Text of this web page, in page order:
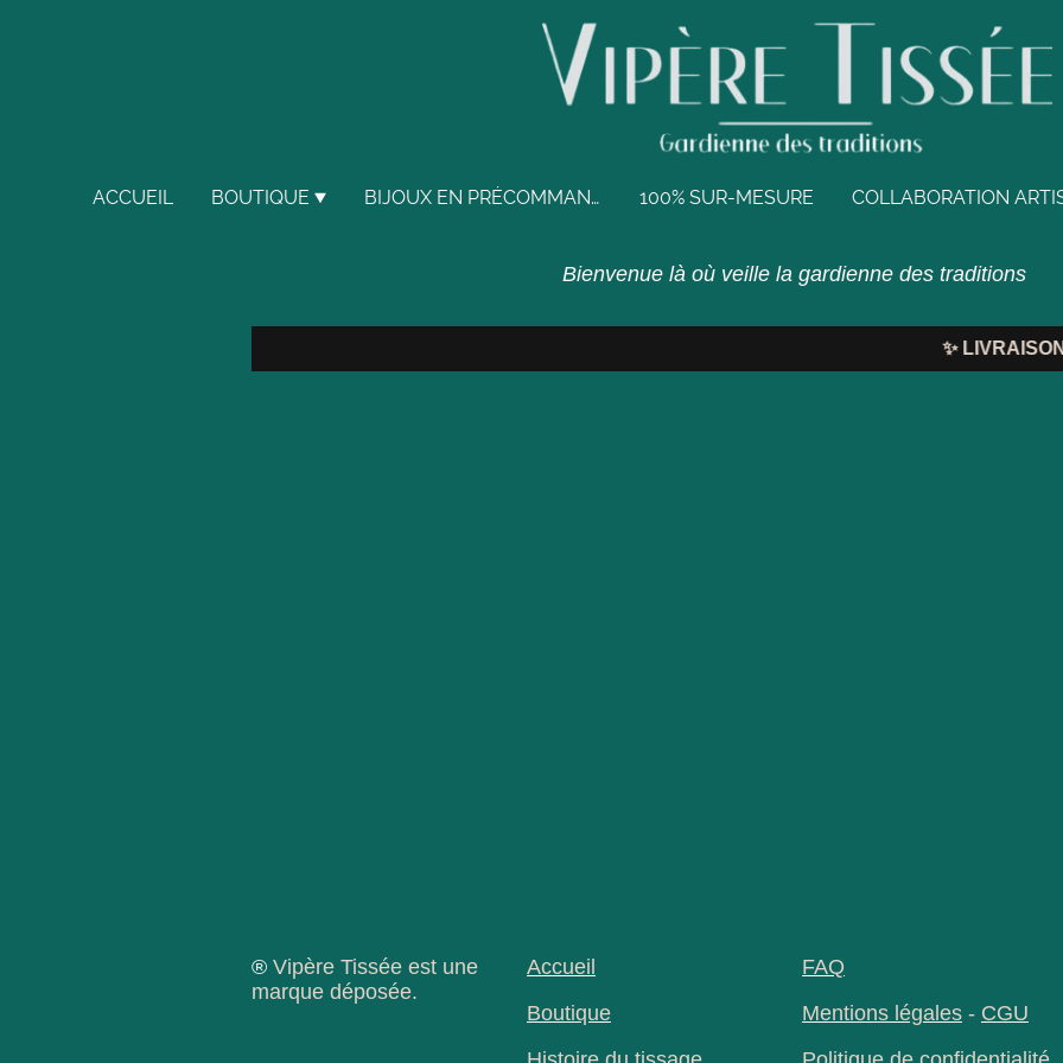
ACCUEIL BOUTIQUE BIJOUX EN PRÉCOMMANDE 100% SUR-MESURE
Bienvenue là où veille la gardienne des traditions
✨LIVRAISON
® Vipère Tissée est une
marque déposée.
Accueil
Boutique
FAQ
Mentions légales - CGU